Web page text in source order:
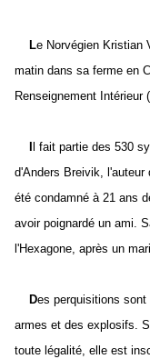
Le Norvégien Kristian
matin dans sa ferme en
Renseignement Intérieur
l fait partie des 530
d'Anders Breivik, l'auteur
été condamné à 21 ans
avoir poignardé un ami.
l'Hexagone, après un
Des perquisitions
armes et des explosifs.
toute légalité, elle est